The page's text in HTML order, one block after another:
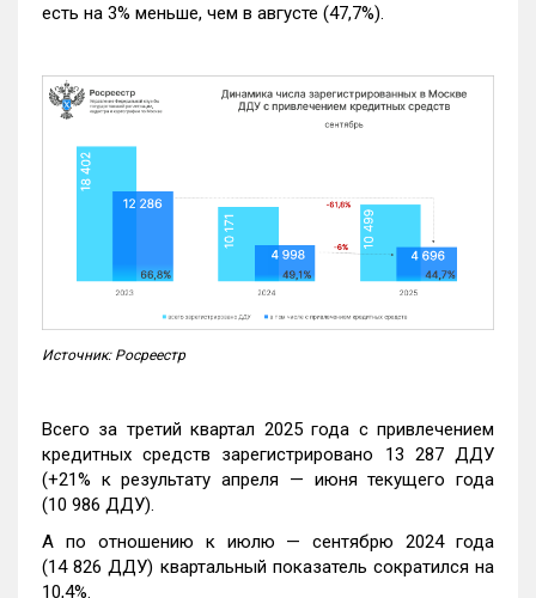
есть на 3% меньше, чем в августе (47,7%).
Источник: Росреестр
Всего за третий квартал 2025 года с привлечением
кредитных средств зарегистрировано 13 287 ДДУ
(+21% к результату апреля — июня текущего года
(10 986 ДДУ).
А по отношению к июлю — сентябрю 2024 года
(14 826 ДДУ) квартальный показатель сократился на
10,4%.